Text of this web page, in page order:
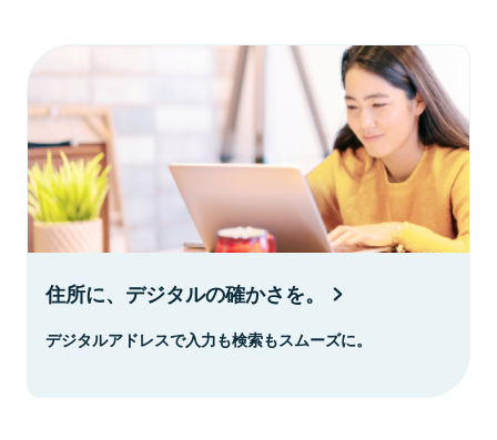
住所に、デジタルの確かさを。
デジタルアドレスで入力も検索もスムーズに。